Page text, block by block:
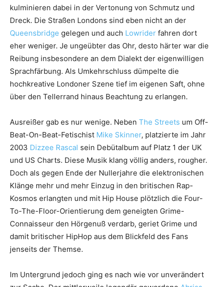
kulminieren dabei in der Vertonung von Schmutz und
Dreck. Die Straßen Londons sind eben nicht an der
Queensbridge gelegen und auch Lowrider fahren dort
eher weniger. Je ungeübter das Ohr, desto härter war die
Reibung insbesondere an dem Dialekt der eigenwilligen
Sprachfärbung. Als Umkehrschluss dümpelte die
hochkreative Londoner Szene tief im eigenen Saft, ohne
über den Tellerrand hinaus Beachtung zu erlangen.
Ausreißer gab es nur wenige. Neben The Streets um Off-
Beat-On-Beat-Fetischist Mike Skinner, platzierte im Jahr
2003 Dizzee Rascal sein Debütalbum auf Platz 1 der UK
und US Charts. Diese Musik klang völlig anders, rougher.
Doch als gegen Ende der Nullerjahre die elektronischen
Klänge mehr und mehr Einzug in den britischen Rap-
Kosmos erlangten und mit Hip House plötzlich die Four-
To-The-Floor-Orientierung dem geneigten Grime-
Connaisseur den Hörgenuß verdarb, geriet Grime und
damit britischer HipHop aus dem Blickfeld des Fans
jenseits der Themse.
Im Untergrund jedoch ging es nach wie vor unverändert